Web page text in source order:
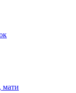
мати